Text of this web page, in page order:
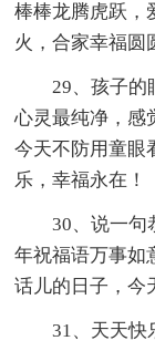
棒棒龙腾虎跃，
火，合家幸福圆
29、孩子的
心灵最纯净，感
今天不防用童眼
乐，幸福永在！
30、说一句
年祝福语万事如
话儿的日子，今
31、天天快